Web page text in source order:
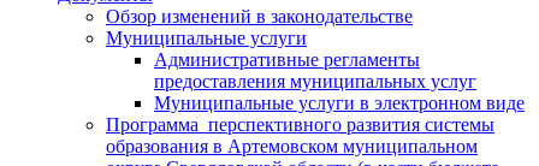
Обзор изменений в законодательстве
Муниципальные услуги
Административные регламенты
предоставления муниципальных услуг
Муниципальные услуги в электронном виде
Программа перспективного развития системы
образования в Артемовском муниципальном